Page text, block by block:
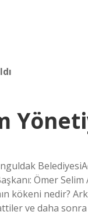
Ömer
kökeni nedir?
ve daha